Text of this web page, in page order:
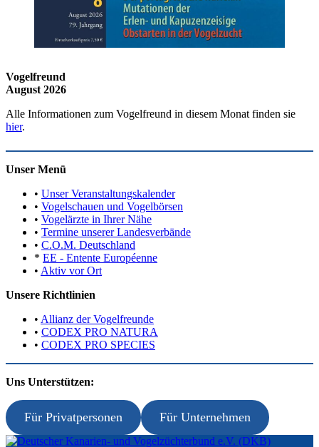
Vogelfreund
August 2026
Alle Informationen zum Vogelfreund in diesem Monat finden sie
hier.
Unser Menü
• Unser Veranstaltungskalender
• Vogelschauen und Vogelbörsen
• Vogelärzte in Ihrer Nähe
• Termine unserer Landesverbände
• C.O.M. Deutschland
* EE - Entente Européenne
• Aktiv vor Ort
Unsere Richtlinien
• Allianz der Vogelfreunde
• CODEX PRO NATURA
• CODEX PRO SPECIES
Uns Unterstützen:
Für Privatpersonen Für Unternehmen